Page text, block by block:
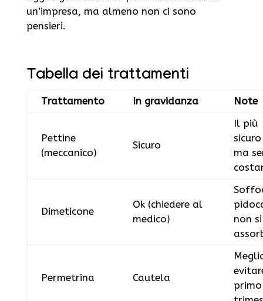
un’impresa, ma almeno non ci sono
pensieri.
Tabella dei trattamenti
Trattamento In gravidanza Note
Pettine
(meccanico)
Sicuro
Il più
sicuro
ma
Dimeticone
Ok (chiedere al
medico)
non si
Permetrina Cautela
primo